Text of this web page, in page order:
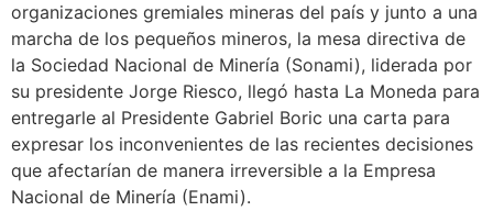
organizaciones gremiales mineras del país y junto a una
marcha de los pequeños mineros, la mesa directiva de
la Sociedad Nacional de Minería (Sonami), liderada por
su presidente Jorge Riesco, llegó hasta La Moneda para
entregarle al Presidente Gabriel Boric una carta para
expresar los inconvenientes de las recientes decisiones
que afectarían de manera irreversible a la Empresa
Nacional de Minería (Enami).